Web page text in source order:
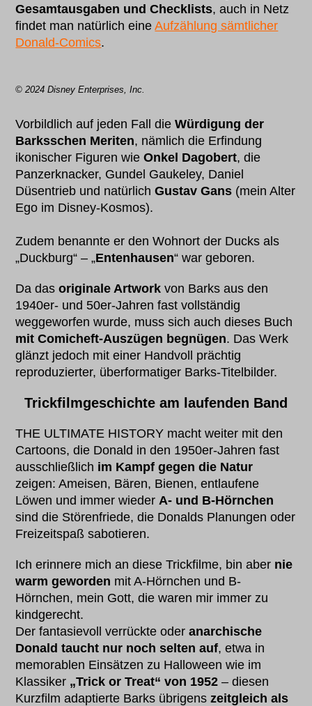
Gesamtausgaben und Checklists, auch in Netz
findet man natürlich eineAufzählung sämtlicher
Donald-Comics.
© 2024 Disney Enterprises, Inc.
Vorbildlich auf jeden Fall dieWürdigung der
Barksschen Meriten, nämlich die Erfindung
ikonischer Figuren wieOnkel Dagobert, die
Panzerknacker, Gundel Gaukeley, Daniel
Düsentrieb und natürlichGustav Gans (mein Alter
Ego im Disney-Kosmos).
Zudem benannte er den Wohnort der Ducks als
„Duckburg“ – „Entenhausen“ war geboren.
Da dasoriginale Artwork von Barks aus den
1940er- und 50er-Jahren fast vollständig
weggeworfen wurde, muss sich auch dieses Buch
mit Comicheft-Auszügen begnügen. Das Werk
glänzt jedoch mit einer Handvoll prächtig
reproduzierter, überformatiger Barks-Titelbilder.
Trickfilmgeschichte am laufenden Band
THE ULTIMATE HISTORY macht weiter mit den
Cartoons, die Donald in den 1950er-Jahren fast
ausschließlich im Kampf gegen die Natur
zeigen: Ameisen, Bären, Bienen, entlaufene
Löwen und immer wieder A- und B-Hörnchen
sind die Störenfriede, die Donalds Planungen oder
Freizeitspaß sabotieren.
Ich erinnere mich an diese Trickfilme, bin aber nie
warm geworden mit A-Hörnchen und B-
Hörnchen, mein Gott, die waren mir immer zu
kindgerecht.
Der fantasievoll verrückte oderanarchische
Donald taucht nur noch selten auf, etwa in
memorablen Einsätzen zu Halloween wie im
Klassiker „Trick or Treat“ von 1952 – diesen
Kurzfilm adaptierte Barks übrigenszeitgleich als